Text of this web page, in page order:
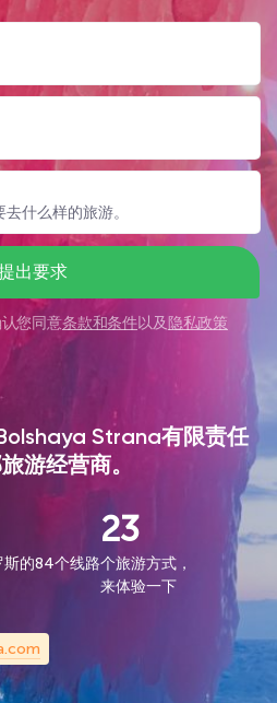
出要求
您同意条款和条件以及 隐私政策
Strana有限责任
游经营商。
斯的84个线路
23
个旅游方式，
来体验一下